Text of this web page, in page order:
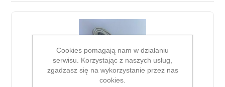
Cookies pomagają nam w działaniu
serwisu. Korzystając z naszych usług,
zgadzasz się na wykorzystanie przez nas
cookies.